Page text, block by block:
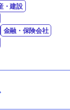
・建設
金融・保険会社